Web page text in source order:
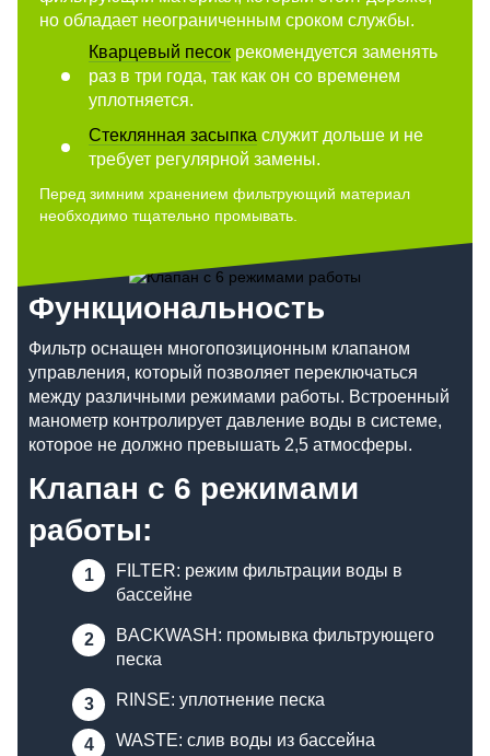
но обладает неограниченным сроком службы.
Кварцевый песок рекомендуется заменять
раз в три года, так как он со временем
уплотняется.
Стеклянная засыпка служит дольше и не
требует регулярной замены.
Перед зимним хранением фильтрующий материал
необходимо тщательно промывать.
Функциональность
Фильтр оснащен многопозиционным клапаном
управления, который позволяет переключаться
между различными режимами работы. Встроенный
манометр контролирует давление воды в системе,
которое не должно превышать 2,5 атмосферы.
Клапан с 6 режимами
работы:
FILTER: режим фильтрации воды в
бассейне
BACKWASH: промывка фильтрующего
песка
RINSE: уплотнение песка
WASTE: слив воды из бассейна